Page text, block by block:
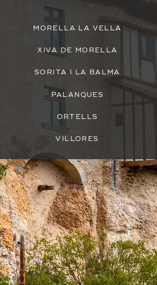
MORELLA LA VELLA
XIVA DE MORELLA
SORITA I LA BALMA
PALANQUES
ORTELLS
VILLORES